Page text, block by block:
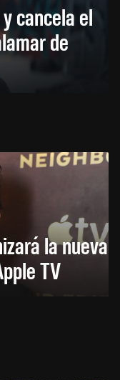
cancela el
de
la nueva
TV